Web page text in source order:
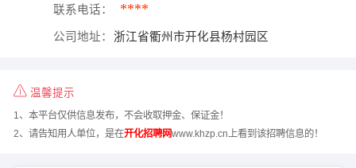
联系电话： ****
公司地址： 浙江省衢州市开化县杨村园区
温馨提示
1、本平台仅供信息发布，不会收取押金、保证金！
2、请告知用人单位，是在开化招聘网www.khzp.cn上看到该招聘信息的！